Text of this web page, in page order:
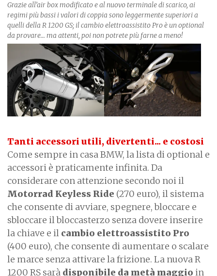
Grazie all’air box modificato e al nuovo terminale di scarico, ai
regimi più bassi i valori di coppia sono leggermente superiori a
quelli della R 1200 GS; il cambio elettroassistito Pro è un optional
da provare... ma attenti, poi non potrete più farne a meno!
Tanti accessori utili, divertenti... e costosi
Come sempre in casa BMW, la lista di optional e
accessori è praticamente infinita. Da
considerare con attenzione secondo noi il
Motorrad Keyless Ride (270 euro), il sistema
che consente di avviare, spegnere, bloccare e
sbloccare il bloccasterzo senza dovere inserire
la chiave e il cambio elettroassistito Pro
(400 euro), che consente di aumentare o scalare
le marce senza attivare la frizione. La nuova R
1200 RS sarà disponibile da metà maggio in